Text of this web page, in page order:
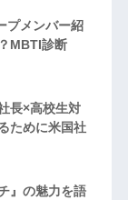
プメンバー紹
MBTI診断
長×高校生対
ために米国社
』の魅力を語